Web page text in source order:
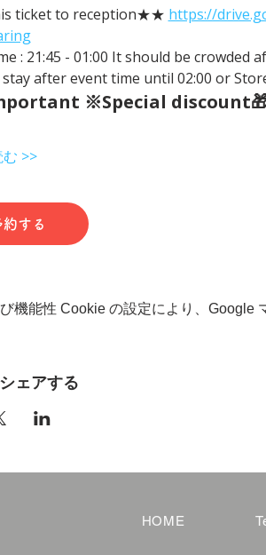
ticket to reception★★ https://
: 21:45 - 01:00 It should be crowded
stay after event time until 02:00 or
※Special
>>
約する
機能性 Cookie の設定により、Google
ェアする
HOME